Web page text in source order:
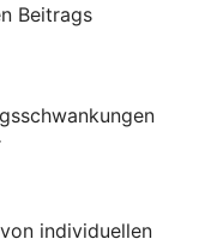
Beitrags
individuellen